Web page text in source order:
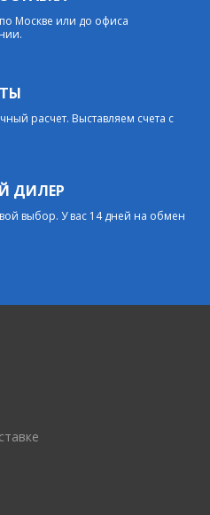
Москве или до офиса
расчет. Выставляем счета с
ДИЛЕР
выбор. У вас 14 дней на обмен